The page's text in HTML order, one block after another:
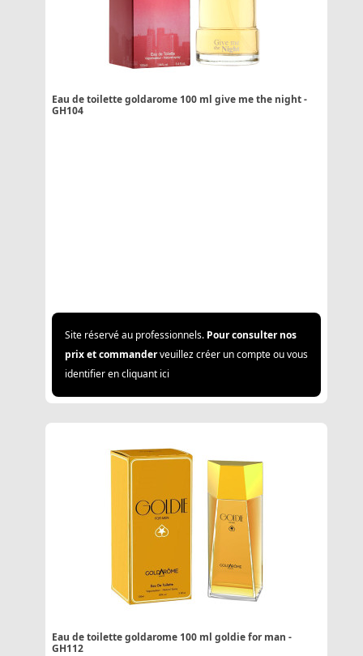
Eau de toilette goldarome 100 ml give me the night -
GH104
Site réservé au professionnels. Pour consulter nos
prix et commanderveuillez créer un compte ou vous
identifier en cliquant ici
Eau de toilette goldarome 100 ml goldie for man -
GH112